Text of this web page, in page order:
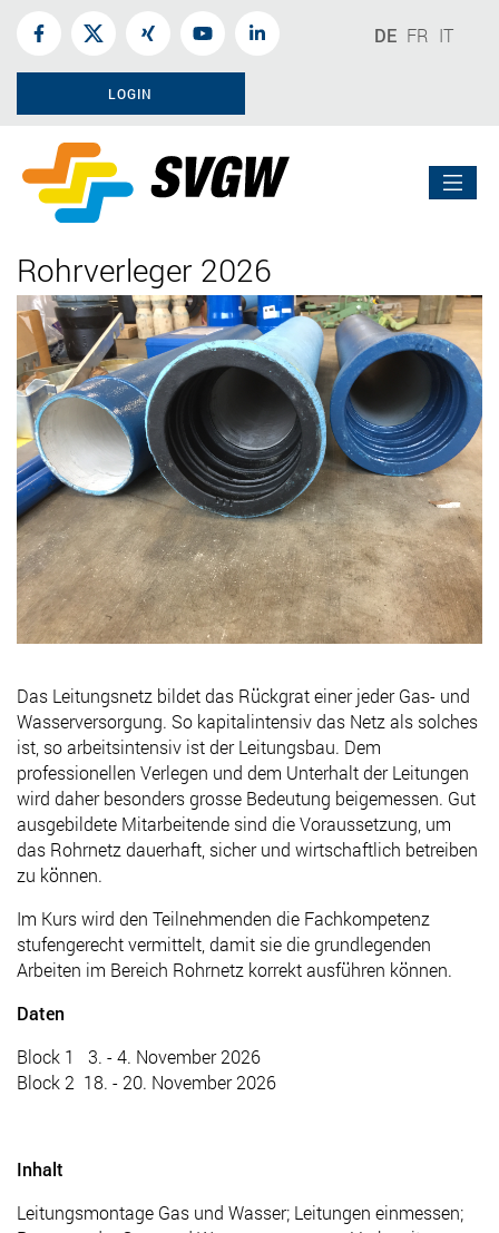
DE FR IT
LOGIN
Rohrverleger 2026
Das Leitungsnetz bildet das Rückgrat einer jeder Gas- und
Wasserversorgung. So kapitalintensiv das Netz als solches
ist, so arbeitsintensiv ist der Leitungsbau. Dem
professionellen Verlegen und dem Unterhalt der Leitungen
wird daher besonders grosse Bedeutung beigemessen. Gut
ausgebildete Mitarbeitende sind die Voraussetzung, um
das Rohrnetz dauerhaft, sicher und wirtschaftlich betreiben
zu können.
Im Kurs wird den Teilnehmenden die Fachkompetenz
stufengerecht vermittelt, damit sie die grundlegenden
Arbeiten im Bereich Rohrnetz korrekt ausführen können.
Daten
Block 1 3. - 4. November 2026
Block 2 18. - 20. November 2026
Inhalt
Leitungsmontage Gas und Wasser; Leitungen einmessen;